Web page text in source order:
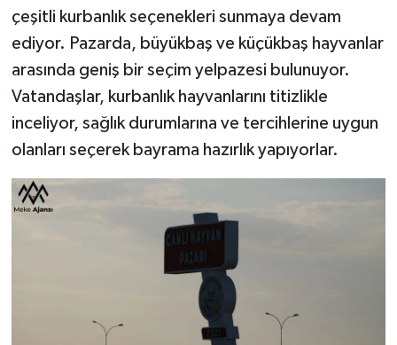
çeşitli kurbanlık seçenekleri sunmaya devam
ediyor. Pazarda, büyükbaş ve küçükbaş hayvanlar
arasında geniş bir seçim yelpazesi bulunuyor.
Vatandaşlar, kurbanlık hayvanlarını titizlikle
inceliyor, sağlık durumlarına ve tercihlerine uygun
olanları seçerek bayrama hazırlık yapıyorlar.